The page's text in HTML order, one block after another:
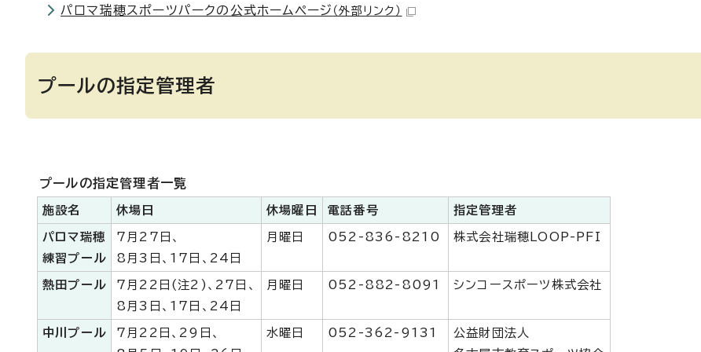
パロマ瑞穂スポーツパークの公式ホームページ （外部リンク）
プールの指定管理者
プールの指定管理者一覧
施設名 休場日 休場曜日 電話番号 指定管理者
パロマ瑞穂
練習プール
7月27日、
8月3日、17日、24日
月曜日 052-836-8210 株式会社瑞穂LOOP-PFI
熱田プール
7月22日(注2)、27日、
8月3日、17日、24日
月曜日 052-882-8091 シンコースポーツ株式会社
中川プール
7月22日、29日、
水曜日 052-362-9131
公益財団法人